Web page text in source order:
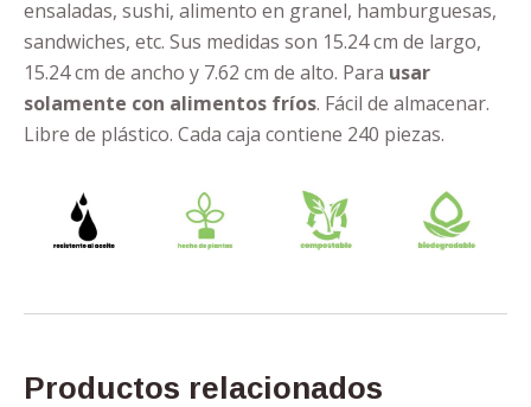
ensaladas, sushi, alimento en granel, hamburguesas,
sandwiches, etc. Sus medidas son 15.24 cm de largo,
15.24 cm de ancho y 7.62 cm de alto. Para usar
solamente con alimentos fríos. Fácil de almacenar.
Libre de plástico. Cada caja contiene 240 piezas.
Productos relacionados